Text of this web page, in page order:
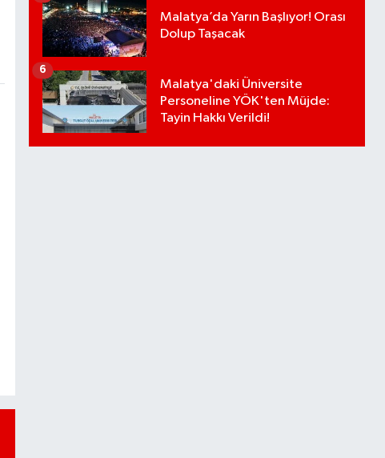
Malatya’da Yarın Başlıyor! Orası
Dolup Taşacak
Malatya'daki Üniversite
Personeline YÖK'ten Müjde:
Tayin Hakkı Verildi!
6